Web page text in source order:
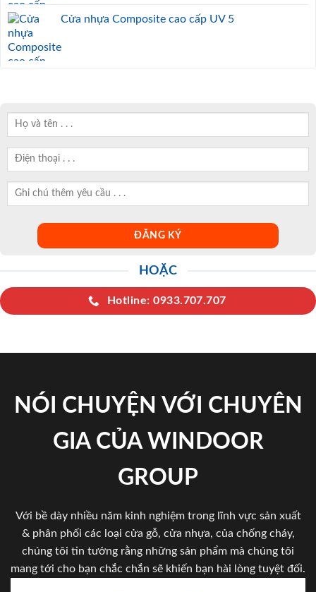
Cửa nhựa Composite cao cấp UV 5
HOẶC
Hotline: 0933.707.707
NÓI CHUYỆN VỚI CHUYÊN
GIA CỦA WINDOOR
GROUP
Với bề dày nhiều năm kinh nghiệm trong lĩnh vực sản xuất
& phân phối các loại cửa gỗ, cửa nhựa, của chống cháy,
chúng tôi tin tưởng rằng những sản phẩm mà chúng tôi
mang tới cho bạn chắc chắn sẽ khiến bạn hài lòng tuyệt đối.